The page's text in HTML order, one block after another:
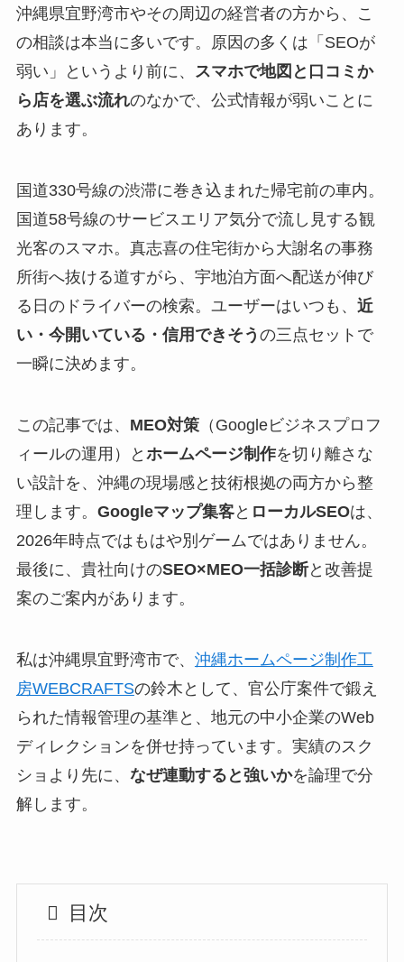
沖縄県宜野湾市やその周辺の経営者の方から、こ
の相談は本当に多いです。原因の多くは「SEOが
弱い」というより前に、 スマホで地図と口コミか
ら店を選ぶ流れのなかで、公式情報が弱いことに
あります。
国道330号線の渋滞に巻き込まれた帰宅前の車内。
国道58号線のサービスエリア気分で流し見する観
光客のスマホ。真志喜の住宅街から大謝名の事務
所街へ抜ける道すがら、宇地泊方面へ配送が伸び
る日のドライバーの検索。ユーザーはいつも、 近
い・今開いている・信用できそう の三点セットで
一瞬に決めます。
この記事では、 MEO対策（Googleビジネスプロフ
ィールの運用）と ホームページ制作を切り離さな
い設計を、沖縄の現場感と技術根拠の両方から整
理します。 Googleマップ集客と ローカルSEOは、
2026年時点ではもはや別ゲームではありません。
最後に、貴社向けのSEO×MEO一括診断と改善提
案のご案内があります。
私は沖縄県宜野湾市で、 沖縄ホームページ制作工
房WEBCRAFTSの鈴木として、官公庁案件で鍛え
られた情報管理の基準と、地元の中小企業のWeb
ディレクションを併せ持っています。実績のスク
ショより先に、 なぜ連動すると強いかを論理で分
解します。
目次